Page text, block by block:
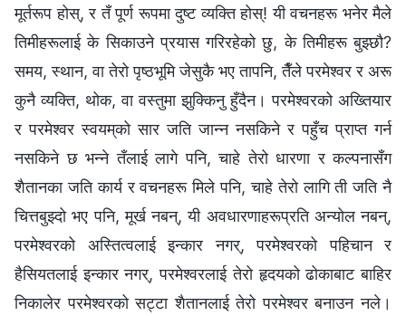
मूर्तरूप होस्, र तँ पूर्ण रूपमा दुष्ट व्यक्ति होस्! यी वचनहरू भनेर मैले
तिमीहरूलाई के सिकाउने प्रयास गरिरहेको छु, के तिमीहरू बुझ्छौ?
समय, स्थान, वा तेरो पृष्ठभूमि जेसुकै भए तापनि, तैँले परमेश्‍वर र अरू
कुनै व्यक्ति, थोक, वा वस्तुमा झुक्‍किनु हुँदैन। परमेश्‍वरको अख्‍तियार
र परमेश्‍वर स्वयम्‌को सार जति जान्‍न नसकिने र पहुँच प्राप्त गर्न
नसकिने छ भन्‍ने तँलाई लागे पनि, चाहे तेरो धारणा र कल्‍पनासँग
शैतानका जति कार्य र वचनहरू मिले पनि, चाहे तेरो लागि ती जति नै
चित्तबुझ्‍दो भए पनि, मूर्ख नबन्, यी अवधारणाहरूप्रति अन्योल नबन्,
परमेश्‍वरको अस्तित्वलाई इन्कार नगर्, परमेश्‍वरको पहिचान र
हैसियतलाई इन्कार नगर्, परमेश्‍वरलाई तेरो हृदयको ढोकाबाट बाहिर
निकालेर परमेश्‍वरको सट्टा शैतानलाई तेरो परमेश्‍वर बनाउन नले।